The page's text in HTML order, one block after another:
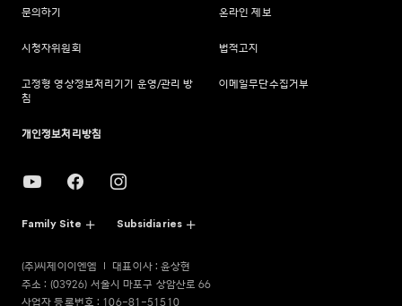
문의하기 온라인 제보
시청자위원회 법적고지
고정형 영상정보처리기기 운영/관리 방
침
이메일무단수집거부
개인정보처리방침
Family Site Subsidiaries
(주)씨제이이엔엠
대표이사 : 윤상현
주소 : (03926) 서울시 마포구 상암산로 66
사업자 등록번호 : 106-81-51510